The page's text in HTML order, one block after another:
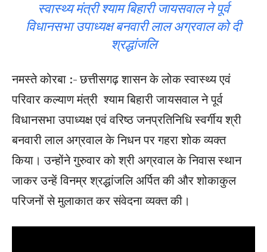
स्वास्थ्य मंत्री श्याम बिहारी जायसवाल ने पूर्व
विधानसभा उपाध्यक्ष बनवारी लाल अग्रवाल को दी
श्रद्धांजलि
नमस्ते कोरबा :- छत्तीसगढ़ शासन के लोक स्वास्थ्य एवं
परिवार कल्याण मंत्री श्याम बिहारी जायसवाल ने पूर्व
विधानसभा उपाध्यक्ष एवं वरिष्ठ जनप्रतिनिधि स्वर्गीय श्री
बनवारी लाल अग्रवाल के निधन पर गहरा शोक व्यक्त
किया। उन्होंने गुरुवार को श्री अग्रवाल के निवास स्थान
जाकर उन्हें विनम्र श्रद्धांजलि अर्पित की और शोकाकुल
परिजनों से मुलाकात कर संवेदना व्यक्त की।